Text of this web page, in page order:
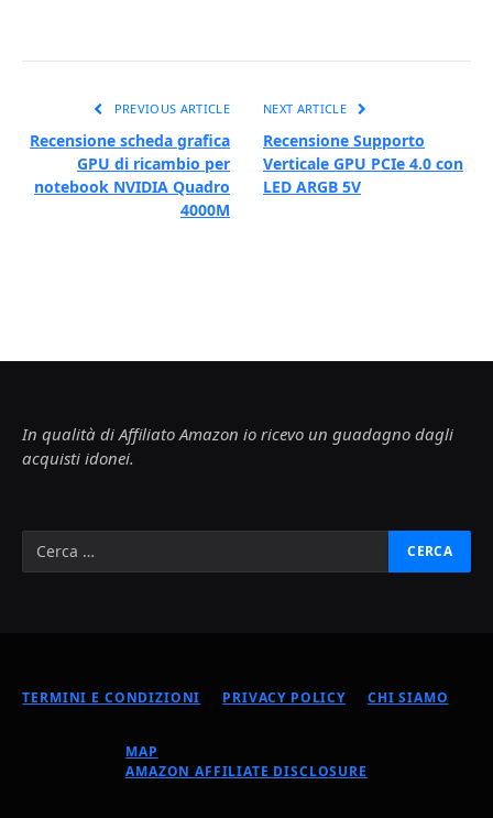
PREVIOUS ARTICLE
Recensione scheda grafica
GPU di ricambio per
notebook NVIDIA Quadro
4000M
NEXT ARTICLE
Recensione Supporto
Verticale GPU PCIe 4.0 con
LED ARGB 5V
In qualità di Affiliato Amazon io ricevo un guadagno dagli
acquisti idonei.
TERMINI E CONDIZIONI PRIVACY POLICY CHI SIAMO
MAP
AMAZON AFFILIATE DISCLOSURE